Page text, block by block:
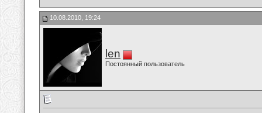
10.08.2010, 19:24
len
Постоянный пользователь